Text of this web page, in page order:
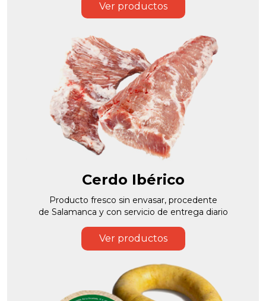
Ver productos
Cerdo Ibérico
Producto fresco sin envasar, procedente
de Salamanca y con servicio de entrega diario
Ver productos